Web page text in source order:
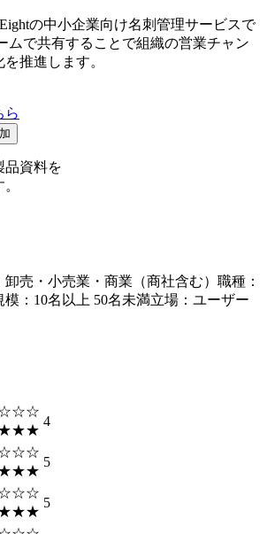
Eightの中小企業向け名刺管理サービスで
ムで共有することで組織の営業チャン
推進します。
ら
品資料を
卸売・小売業・商業（商社含む） 職種 ：
模 ： 10名以上 50名未満立場 ： ユーザー
4
5
5